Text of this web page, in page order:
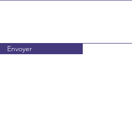
Envoyer